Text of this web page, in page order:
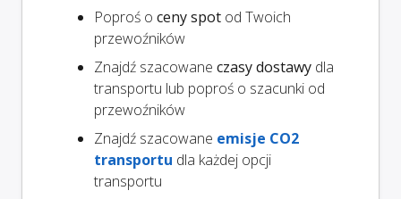
Poproś o ceny spot od Twoich
przewoźników
Znajdź szacowane czasy dostawy dla
transportu lub poproś o szacunki od
przewoźników
Znajdź szacowane emisje CO2
transportu dla każdej opcji
transportu